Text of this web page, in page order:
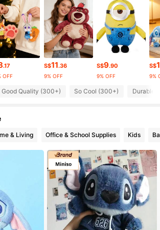
7.2K Followers
7.2K Followers
7.2K Followers
7.2K Followers
.17
OFF
S$11.36
9% OFF
S$9.90
9% OFF
S$
9%
Good Quality (300+) So Cool (300+) Durable
& Living Office & School Supplies Kids